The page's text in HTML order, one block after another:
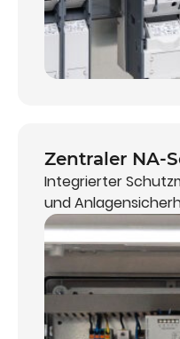
Zentraler NA-
Integrierter
und